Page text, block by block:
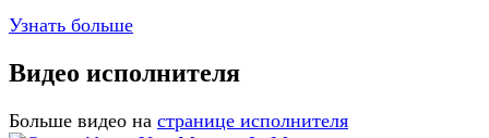
Узнать больше
Видео исполнителя
Больше видео на странице исполнителя